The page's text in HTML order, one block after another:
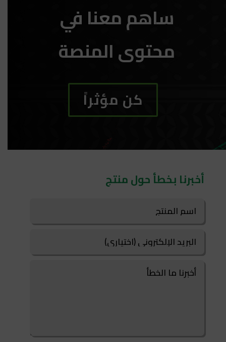
ساهم معنا في
محتوى المنصة
كن مؤثراً
أخبرنا بخطأ حول منتج